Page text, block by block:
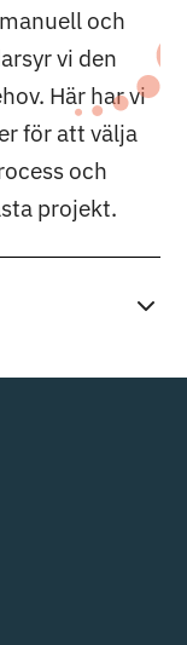
och
vi den
Här har vi
för att välja
och
projekt.